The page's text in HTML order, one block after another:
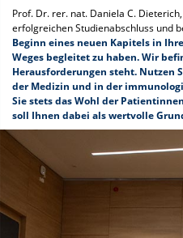
Prof. Dr. rer. nat. Daniela C.
erfolgreichen Studienabschluss und
Beginn eines neuen Kapitels in
Weges begleitet zu haben. Wir
Herausforderungen steht. Nutzen
der Medizin und in der
Sie stets das Wohl der
soll Ihnen dabei als wertvolle